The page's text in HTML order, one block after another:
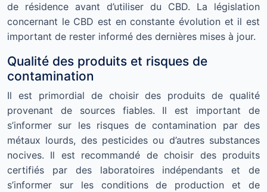
de résidence avant d’utiliser du CBD. La législation
concernant le CBD est en constante évolution et il est
important de rester informé des dernières mises à jour.
Qualité des produits et risques de
contamination
Il est primordial de choisir des produits de qualité
provenant de sources fiables. Il est important de
s’informer sur les risques de contamination par des
métaux lourds, des pesticides ou d’autres substances
nocives. Il est recommandé de choisir des produits
certifiés par des laboratoires indépendants et de
s’informer sur les conditions de production et de